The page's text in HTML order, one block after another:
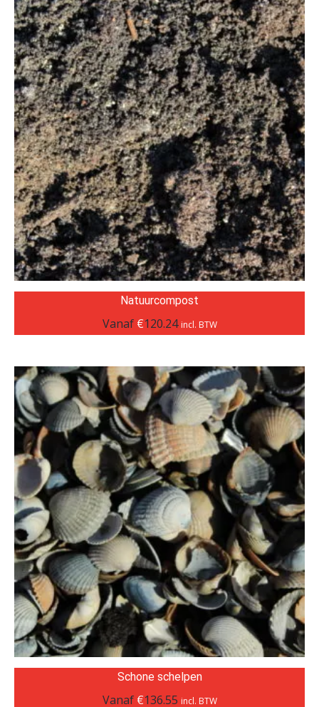
Natuurcompost
Vanaf €120.24 incl. BTW
Schone schelpen
Vanaf €136.55 incl. BTW